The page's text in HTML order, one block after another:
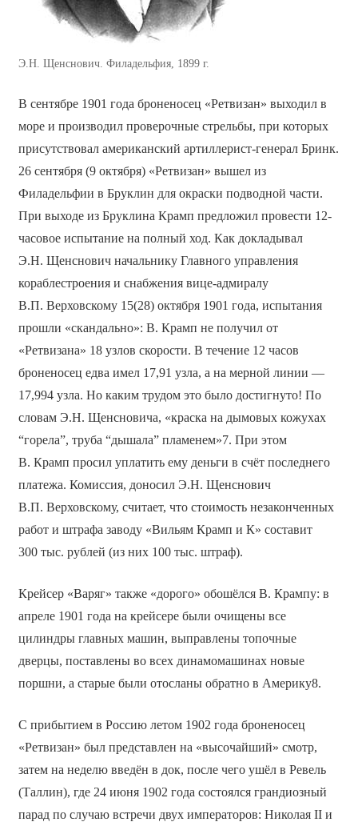
Э.Н. Щенснович. Филадельфия, 1899 г.
В сентябре 1901 года броненосец «Ретвизан» выходил в
море и производил проверочные стрельбы, при которых
присутствовал американский артиллерист-генерал Бринк.
26 сентября (9 октября) «Ретвизан» вышел из
Филадельфии в Бруклин для окраски подводной части.
При выходе из Бруклина Крамп предложил провести 12-
часовое испытание на полный ход. Как докладывал
Э.Н. Щенснович начальнику Главного управления
кораблестроения и снабжения вице-адмиралу
В.П. Верховскому 15(28) октября 1901 года, испытания
прошли «скандально»: В. Крамп не получил от
«Ретвизана» 18 узлов скорости. В течение 12 часов
броненосец едва имел 17,91 узла, а на мерной линии —
17,994 узла. Но каким трудом это было достигнуто! По
словам Э.Н. Щенсновича, «краска на дымовых кожухах
“горела”, труба “дышала” пламенем»7. При этом
В. Крамп просил уплатить ему деньги в счёт последнего
платежа. Комиссия, доносил Э.Н. Щенснович
В.П. Верховскому, считает, что стоимость незаконченных
работ и штрафа заводу «Вильям Крамп и К» составит
300 тыс. рублей (из них 100 тыс. штраф).
Крейсер «Варяг» также «дорого» обошёлся В. Крампу: в
апреле 1901 года на крейсере были очищены все
цилиндры главных машин, выправлены топочные
дверцы, поставлены во всех динамомашинах новые
поршни, а старые были отосланы обратно в Америку8.
С прибытием в Россию летом 1902 года броненосец
«Ретвизан» был представлен на «высочайший» смотр,
затем на неделю введён в док, после чего ушёл в Ревель
(Таллин), где 24 июня 1902 года состоялся грандиозный
парад по случаю встречи двух императоров: Николая II и